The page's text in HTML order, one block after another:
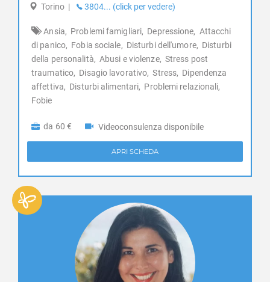
Introd
Issime
Issogne
Jovencan
La Magdeleine
La Salle
La Thuile
Montjovet
Nus
Ollomont
Oyace
Perloz
Pont-Saint-Martin
Insonnia
Integrazione stranieri
Lutto
Nuove dipendenze
Obesità
Problemi famigliari
Separazione e divorzio
Sessuologia e disturbi sessuali
Stress post traumatico
Test e psicodiagnosi
APRI SCHEDA
Torino | 3804... (click per vedere)
Ansia, Problemi famigliari, Depressione, Attacchi
di panico, Fobia sociale, Disturbi dell'umore, Disturbi
della personalità, Abusi e violenze, Stress post
traumatico, Disagio lavorativo, Stress, Dipendenza
affettiva, Disturbi alimentari, Problemi relazionali,
Fobie
da 60 € Videoconsulenza disponibile